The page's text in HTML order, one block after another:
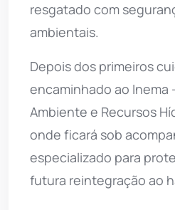
resgatado com
ambientais.
Depois dos primeiros
encaminhado ao
Ambiente e Recursos
onde ficará sob
especializado para
futura reintegração ao